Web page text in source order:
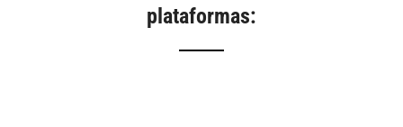
plataformas: